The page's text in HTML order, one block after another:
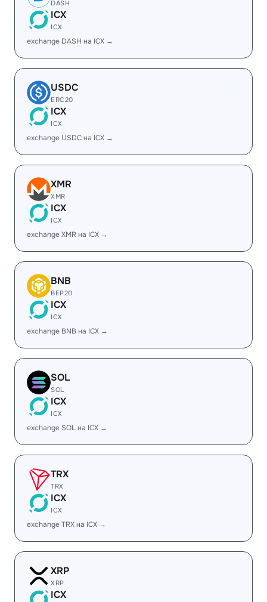
DASH
ICX
ICX
exchange DASH на ICX →
USDC
ERC20
ICX
ICX
exchange USDC на ICX →
XMR
XMR
ICX
ICX
exchange XMR на ICX →
BNB
BEP20
ICX
ICX
exchange BNB на ICX →
SOL
SOL
ICX
ICX
exchange SOL на ICX →
TRX
TRX
ICX
ICX
exchange TRX на ICX →
XRP
XRP
ICX